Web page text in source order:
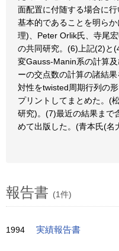
面配置に付随する場合に
基本的であることを明ら
理)、Peter Orlik氏、寺尾
の共同研究。(6)上記(2)と
変Gauss‐Manin系の計算
ーの交点数の計算の諸結
対性をtwisted周期行列の
プリントしてまとめた。(
研究)。(7)最近の結果まで
めて出版した。(青本氏(名
報告書 (1件)
1994 実績報告書